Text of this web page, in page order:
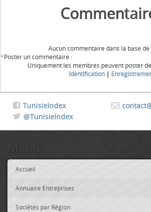
Aucun commentaire dans la base de
*Poster un commentaire :
Uniquement les membres peuvent poster
Identification |
TunisieIndex
@TunisieIndex
Menu
Accueil
Annuaire Entreprises
Sociétés par Région